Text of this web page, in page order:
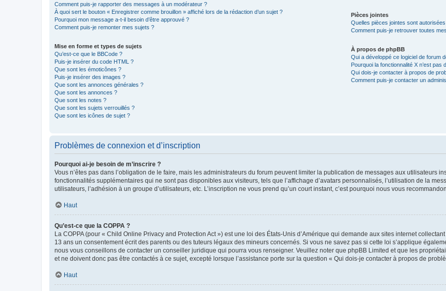
Comment puis-je rapporter des messages à un modérateur ?
À quoi sert le bouton « Enregistrer comme brouillon » affiché lors de la rédaction d’un sujet ?
Pourquoi mon message a-t-il besoin d’être approuvé ?
Comment puis-je remonter mes sujets ?
Mise en forme et types de sujets
Qu’est-ce que le BBCode ?
Puis-je insérer du code HTML ?
Que sont les émoticônes ?
Puis-je insérer des images ?
Que sont les annonces générales ?
Que sont les annonces ?
Que sont les notes ?
Que sont les sujets verrouillés ?
Que sont les icônes de sujet ?
Pièces jointes
Quelles pièces jointes sont
Comment puis-je retrouver toutes
À propos de phpBB
Qui a développé ce logiciel de forum
Pourquoi la fonctionnalité X n’est pas
Qui dois-je contacter à propos de
Comment puis-je contacter un
Problèmes de connexion et d’inscription
Pourquoi ai-je besoin de m’inscrire ?
Vous n’êtes pas dans l’obligation de le faire, mais les administrateurs du forum peuvent limiter la publication de messages aux utilisateurs
fonctionnalités supplémentaires qui ne sont pas disponibles aux visiteurs, tels que l’affichage d’avatars personnalisés, l’utilisation de la
utilisateurs, l’adhésion à un groupe d’utilisateurs, etc. L’inscription ne vous prend qu’un court instant, c’est pourquoi nous vous
Haut
Qu’est-ce que la COPPA ?
La COPPA (pour « Child Online Privacy and Protection Act ») est une loi des États-Unis d’Amérique qui demande aux sites internet
13 ans un consentement écrit des parents ou des tuteurs légaux des mineurs concernés. Si vous ne savez pas si cette loi s’applique
nous vous conseillons de contacter un conseiller juridique qui pourra vous renseigner. Veuillez noter que phpBB Limited et que les
et ne doivent donc pas être contactés à ce sujet, excepté lorsque l’assistance porte sur la question « Qui dois-je contacter à propos de
Haut